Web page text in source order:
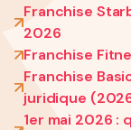
Franchise
2026
Franchise
Franchise
juridique
1er mai 2026 :